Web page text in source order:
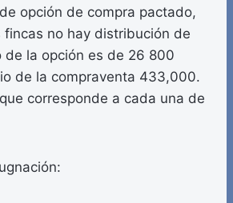
opción de compra pactado,
fincas no hay distribución de
de la opción es de 26 800
de la compraventa 433,000.
corresponde a cada una de